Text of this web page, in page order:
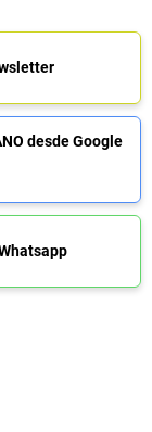
desde Google